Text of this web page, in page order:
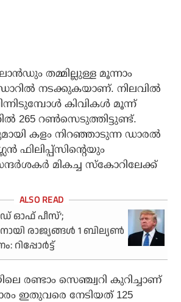
തമ്മില്ലുള്ള മൂന്നാം
നടക്കുകയാണ്. നിലവില്‍
കിവികള്‍ മൂന്ന്
265 റണ്‍സെടുത്തിട്ടുണ്ട്.
കളം നിറഞ്ഞാടുന്ന ഡാരല്‍
ഫിലിപ്പ്‌സിന്റെയും
മികച്ച സ്‌കോറിലേക്ക്
ഓഫ് പീസ്’;
രാജ്യങ്ങൾ 1 ബില്യൺ
രണ്ടാം സെഞ്ച്വറി കുറിച്ചാണ്
ഇതുവരെ നേടിയത് 125